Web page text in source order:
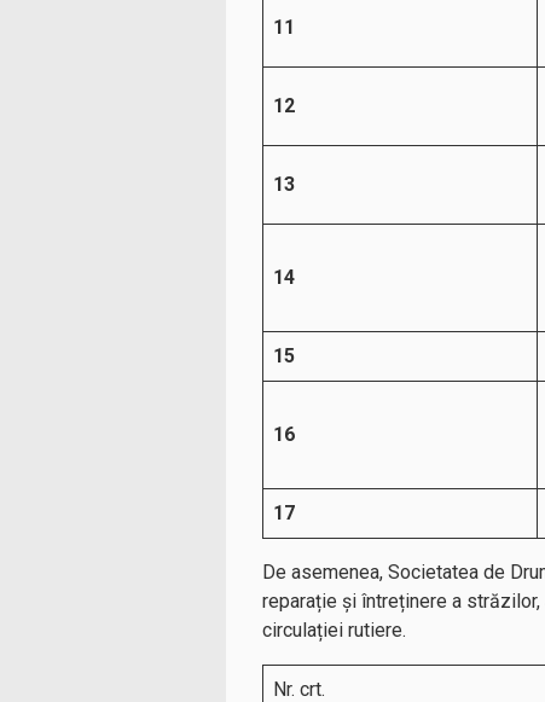
11
12
13
14
15
16
17
De asemenea, Societatea de
reparație și întreținere a
circulației rutiere.
Nr. crt.